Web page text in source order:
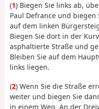
(1) Biegen Sie links ab,
Paul Defrance und
auf dem linken
Biegen Sie dort in der
asphaltierte Straße und
Bleiben Sie auf dem
links liegen.
(2) Wenn Sie die Straße
weiter und biegen Sie
in einem Weg. An der